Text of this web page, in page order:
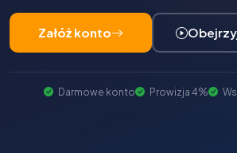
Załóż konto
Darmowe konto Prowizja 4%